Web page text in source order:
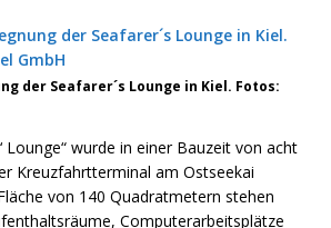
der Seafarer´s Lounge in Kiel. Fotos:
Lounge“ wurde in einer Bauzeit von acht
Kreuzfahrtterminal am Ostseekai
von 140 Quadratmetern stehen
Computerarbeitsplätze